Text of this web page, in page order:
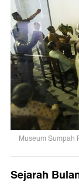
Museum Sumpah
Sejarah